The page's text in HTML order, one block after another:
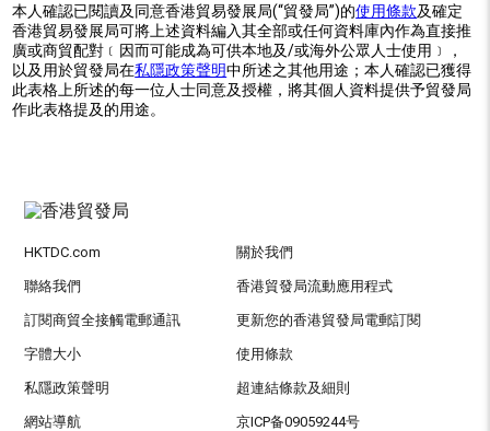
本人確認已閱讀及同意香港貿易發展局(“貿發局”)的使用條款及確定
香港貿易發展局可將上述資料編入其全部或任何資料庫內作為直接推
廣或商貿配對﹝因而可能成為可供本地及/或海外公眾人士使用﹞，
以及用於貿發局在私隱政策聲明中所述之其他用途；本人確認已獲得
此表格上所述的每一位人士同意及授權，將其個人資料提供予貿發局
作此表格提及的用途。
HKTDC.com 關於我們
聯絡我們 香港貿發局流動應用程式
訂閱商貿全接觸電郵通訊 更新您的香港貿發局電郵訂閱
字體大小 使用條款
私隱政策聲明 超連結條款及細則
網站導航 京ICP备09059244号